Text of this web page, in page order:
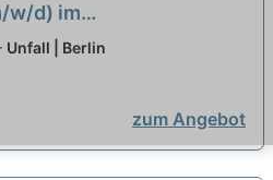
w/d) im
Schülerfahrdienst in
| Berlin
zum Angebot